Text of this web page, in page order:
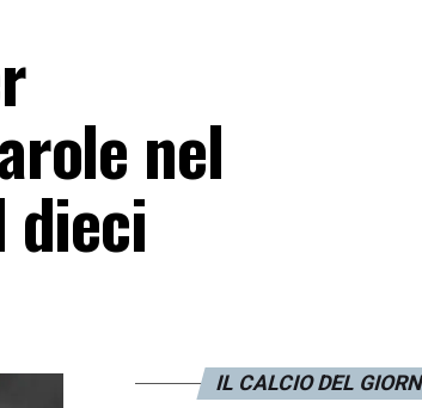
nel
IL CALCIO DEL